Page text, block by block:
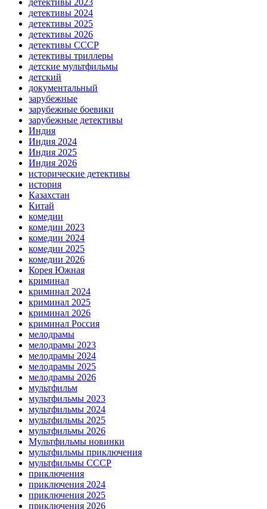
детективы 2023
детективы 2024
детективы 2025
детективы 2026
детективы СССР
детективы триллеры
детские мультфильмы
детский
документальный
зарубежные
зарубежные боевики
зарубежные детективы
Индия
Индия 2024
Индия 2025
Индия 2026
исторические детективы
история
Казахстан
Китай
комедии
комедии 2023
комедии 2024
комедии 2025
комедии 2026
Корея Южная
криминал
криминал 2024
криминал 2025
криминал 2026
криминал Россия
мелодрамы
мелодрамы 2023
мелодрамы 2024
мелодрамы 2025
мелодрамы 2026
мультфильм
мультфильмы 2023
мультфильмы 2024
мультфильмы 2025
мультфильмы 2026
Мультфильмы новинки
мультфильмы приключения
мультфильмы СССР
приключения
приключения 2024
приключения 2025
приключения 2026